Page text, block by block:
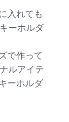
入れても
ーホルダ
で作って
ルアイテ
ーホルダ